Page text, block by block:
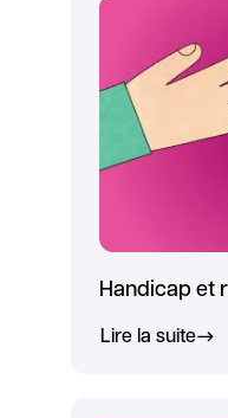
Handicap et
Lire la suite